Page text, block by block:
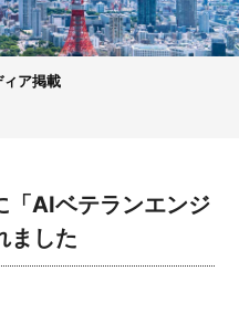
ィア掲載
「AIベテランエンジ
ました